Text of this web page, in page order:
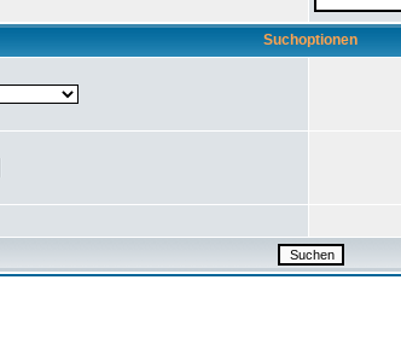
Suchoptionen